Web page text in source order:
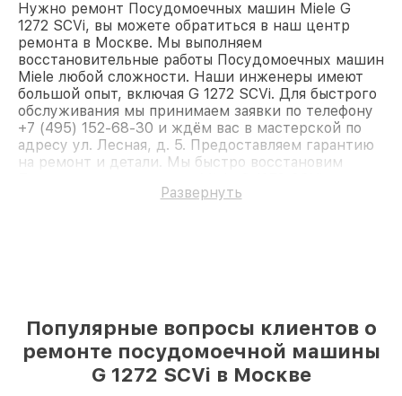
Нужно ремонт Посудомоечных машин Miele G
1272 SCVi, вы можете обратиться в наш центр
ремонта в Москве. Мы выполняем
восстановительные работы Посудомоечных машин
Miele любой сложности. Наши инженеры имеют
большой опыт, включая G 1272 SCVi. Для быстрого
обслуживания мы принимаем заявки по телефону
+7 (495) 152-68-30 и ждём вас в мастерской по
адресу ул. Лесная, д. 5. Предоставляем гарантию
на ремонт и детали. Мы быстро восстановим
Развернуть
Популярные вопросы клиентов о
ремонте посудомоечной машины
G 1272 SCVi в Москве